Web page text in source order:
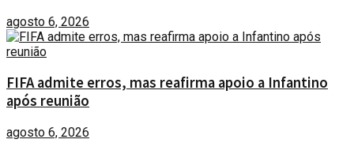
agosto 6, 2026
FIFA admite erros, mas reafirma apoio a Infantino
após reunião
agosto 6, 2026